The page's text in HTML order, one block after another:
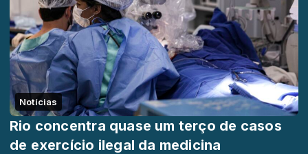
Notícias
Rio concentra quase um terço de casos
de exercício ilegal da medicina